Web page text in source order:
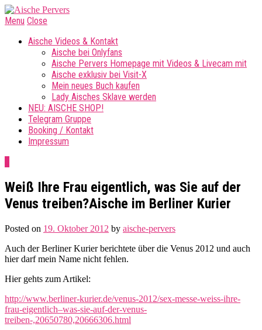
Menu Close
Aische Videos & Kontakt
Aische bei Onlyfans
Aische Pervers Homepage mit Videos & Livecam mit
Aische exklusiv bei Visit-X
Mein neues Buch kaufen
Lady Aisches Sklave werden
NEU: AISCHE SHOP!
Telegram Gruppe
Booking / Kontakt
Impressum
Weiß Ihre Frau eigentlich, was Sie auf der
Venus treiben?Aische im Berliner Kurier
Posted on 19. Oktober 2012 by aische-pervers
Auch der Berliner Kurier berichtete über die Venus 2012 und auch
hier darf mein Name nicht fehlen.
Hier gehts zum Artikel:
http://www.berliner-kurier.de/venus-2012/sex-messe-weiss-ihre-
frau-eigentlich–was-sie-auf-der-venus-
treiben-,20650780,20666306.html